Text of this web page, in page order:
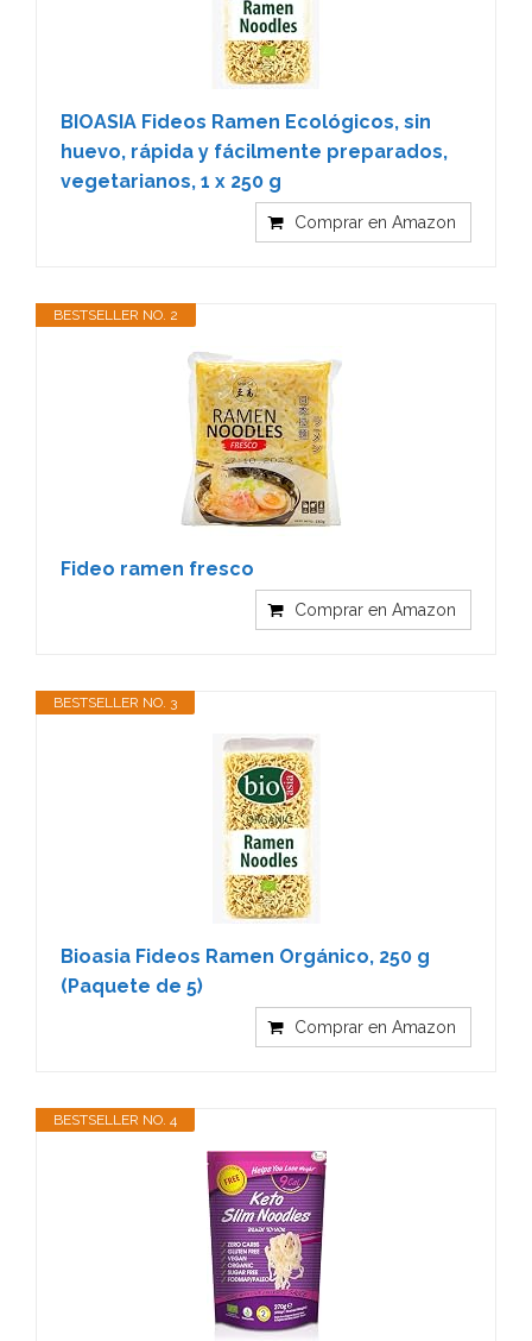
BIOASIA Fideos Ramen Ecológicos, sin
huevo, rápida y fácilmente preparados,
vegetarianos, 1 x 250 g
Comprar en Amazon
BESTSELLER NO. 2
Fideo ramen fresco
Comprar en Amazon
BESTSELLER NO. 3
Bioasia Fideos Ramen Orgánico, 250 g
(Paquete de 5)
Comprar en Amazon
BESTSELLER NO. 4